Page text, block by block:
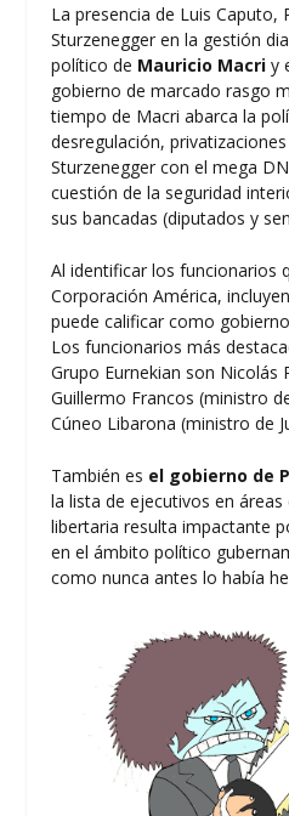
La presencia de Luis Caputo,
Sturzenegger en la gestión
político de Mauricio Macri y
gobierno de marcado rasgo
tiempo de Macri abarca la
desregulación,
Sturzenegger con el mega
cuestión de la seguridad
sus bancadas (diputados y
Al identificar los funcionarios
Corporación América,
puede calificar como
Los funcionarios más
Grupo Eurnekian son Nicolás
Guillermo Francos (ministro
Cúneo Libarona (ministro de
También es el gobierno de
la lista de ejecutivos en
libertaria resulta impactante
en el ámbito político
como nunca antes lo había